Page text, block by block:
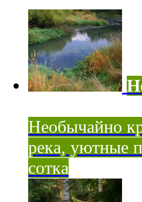
Необычайно
река, уютные
сотка